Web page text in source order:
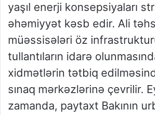
yaşıl enerji konsepsiyaları
əhəmiyyət kəsb edir. Ali
müəssisələri öz
tullantıların idarə
xidmətlərin tətbiq
sınaq mərkəzlərinə çevrilir.
zamanda, paytaxt Bakının